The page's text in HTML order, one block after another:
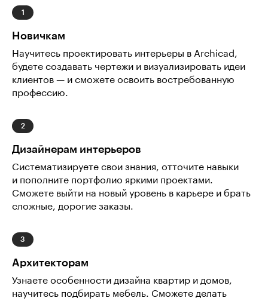
Новичкам
Научитесь проектировать интерьеры в Archicad,
будете создавать чертежи и визуализировать идеи
клиентов — и сможете освоить востребованную
профессию.
Дизайнерам интерьеров
Систематизируете свои знания, отточите навыки
и пополните портфолио яркими проектами.
Сможете выйти на новый уровень в карьере и брать
сложные, дорогие заказы.
Архитекторам
Узнаете особенности дизайна квартир и домов,
научитесь подбирать мебель. Сможете делать